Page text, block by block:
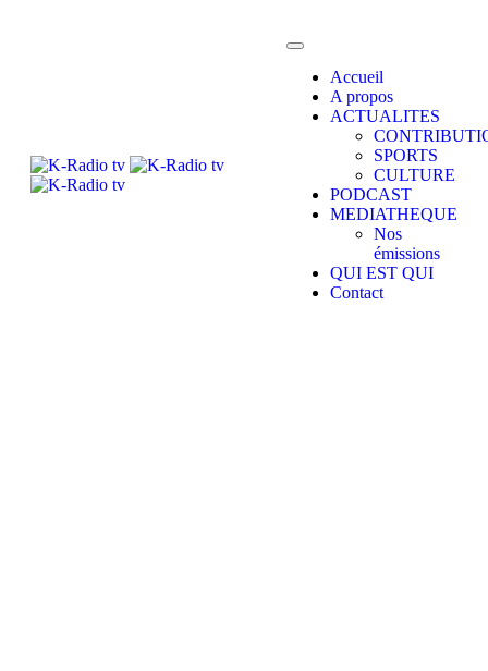
Accueil
A propos
ACTUALITES
SPORTS
CULTURE
PODCAST
MEDIATHEQUE
Nos
émissions
QUI EST QUI
Contact